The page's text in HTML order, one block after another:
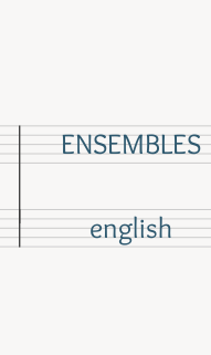
ENSEMBLES
english